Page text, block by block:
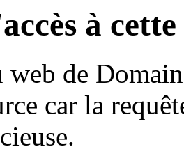
à
web de
car la